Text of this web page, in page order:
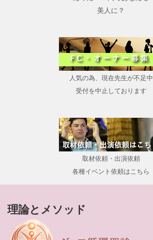
美人に？
人気の為、現在先生が不足中
受付を中止しております
取材依頼・出演依頼
各種イベント依頼はこちら
理論とメソッド